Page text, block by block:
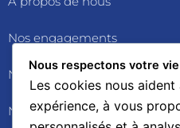
k
n
Nos engagements
Nos services
Nos chapiteaux
Nous respectons votre
Les cookies nous
expérience, à vous